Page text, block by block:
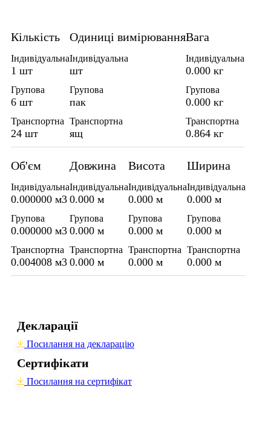
Кількість
Індивідуальна
1 шт
Групова
6 шт
Транспортна
24 шт
Одиниці вимірювання
Індивідуальна
шт
Групова
пак
Транспортна
ящ
Вага
Індивідуальна
0.000 кг
Групова
0.000 кг
Транспортна
0.864 кг
Об'єм
Індивідуальна
0.000000 м3
Групова
0.000000 м3
Транспортна
0.004008 м3
Довжина
Індивідуальна
0.000 м
Групова
0.000 м
Транспортна
0.000 м
Висота
Індивідуальна
0.000 м
Групова
0.000 м
Транспортна
0.000 м
Ширина
Індивідуальна
0.000 м
Групова
0.000 м
Транспортна
0.000 м
Декларації
Посилання на декларацію
Сертифікати
Посилання на сертифікат